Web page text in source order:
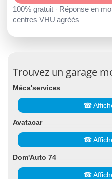
100% gratuit · Réponse en
centres VHU agréés
Trouvez un garage
Méca'services
☎
Avatacar
☎
Dom'Auto 74
☎